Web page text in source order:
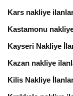
Kars nakliye
Kastamonu
Kayseri Nakliye
Kazan nakliye
Kilis Nakliye